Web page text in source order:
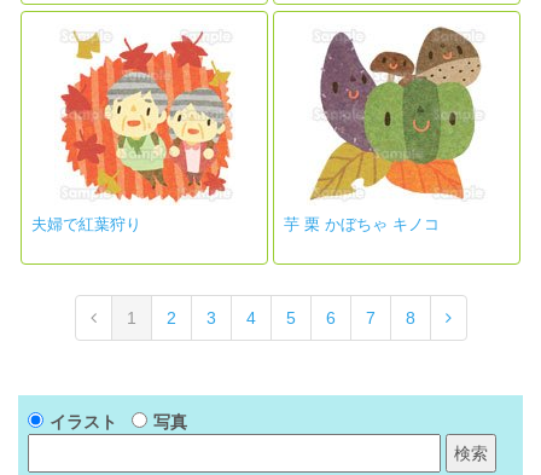
夫婦で紅葉狩り 芋 栗 かぼちゃ キノコ
1 2 3 4 5 6 7 8
イラスト 写真